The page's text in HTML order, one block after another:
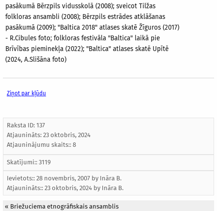
pasākumā Bērzpils vidusskolā (2008); sveicot Tilžas
folkloras ansambli (2008); Bērzpils estrādes atklāšanas
pasākumā (2009); "Baltica 2018" atlases skatē Žīguros (2017)
- R.Cibules foto; folkloras festivāla "Baltica" laikā pie
Brīvības pieminekļa (2022); "Baltica" atlases skatē Upītē
(2024, A.Slišāna foto)
Ziņot par kļūdu
Raksta ID: 137
Atjaunināts: 23 oktobris, 2024
Atjauninājumu skaits:: 8
Skatījumi:: 3119
Ievietots:: 28 novembris, 2007 by Ināra B.
Atjaunināts:: 23 oktobris, 2024 by Ināra B.
« Briežuciema etnogrāfiskais ansamblis